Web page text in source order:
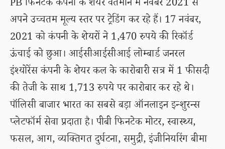
PB फिनटेक कंपनी के शेयर वर्तमान में नवंबर 2021 से
अपने उच्चतम मूल्य स्तर पर ट्रेडिंग कर रहे हैं। 17 नवंबर,
2021 को कंपनी के शेयरों ने 1,470 रुपये की रिकॉर्ड
ऊंचाई को छुआ। आईसीआईसीआई लोम्बार्ड जनरल
इंश्योरेंस कंपनी के शेयर कल के कारोबारी सत्र में 1 फीसदी
की तेजी के साथ 1,713 रुपये पर कारोबार कर रहे थे।
पॉलिसी बाजार भारत का सबसे बड़ा ऑनलाइन इन्शुरन्स
प्लेटफॉर्म सेवा प्रदाता है। पीबी फिनटेक मोटर, स्वास्थ्य,
फसल, आग, व्यक्तिगत दुर्घटना, समुद्री, इंजीनियरिंग बीमा